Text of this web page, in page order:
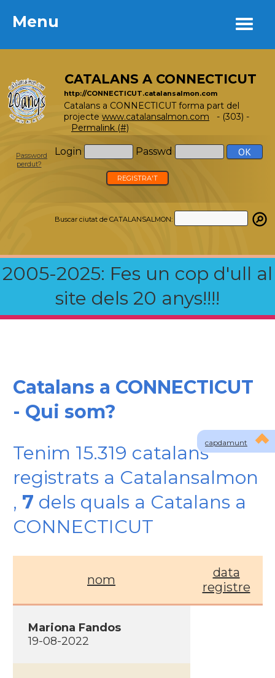
Menu
CATALANS A CONNECTICUT
http://CONNECTICUT.catalansalmon.com
Catalans a CONNECTICUT forma part del
projecte www.catalansalmon.com - (303) -
Permalink (#)
Login Passwd
Password
perdut?
REGISTRA'T
Buscar ciutat de CATALANSALMON:
2005-2025: Fes un cop d'ull al
site dels 20 anys!!!!
Menu
capdamunt
Catalans a CONNECTICUT
- Qui som?
Tenim 15.319 catalans
registrats a Catalansalmon
, 7 dels quals a Catalans a
CONNECTICUT
nom
data
registre
Mariona Fandos
19-08-2022